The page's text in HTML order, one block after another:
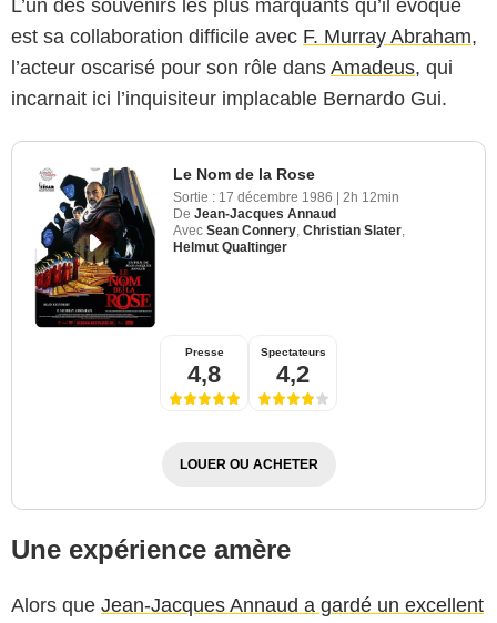
L’un des souvenirs les plus marquants qu’il évoque
est sa collaboration difficile avec F. Murray Abraham,
l’acteur oscarisé pour son rôle dans Amadeus, qui
incarnait ici l’inquisiteur implacable Bernardo Gui.
Le Nom de la Rose
Sortie : 17 décembre 1986 | 2h 12min
De Jean-Jacques Annaud
Avec Sean Connery Christian Slater
Helmut Qualtinger
Presse
4,8
Spectateurs
4,2
LOUER OU ACHETER
Une expérience amère
Alors que Jean-Jacques Annaud a gardé un excellent